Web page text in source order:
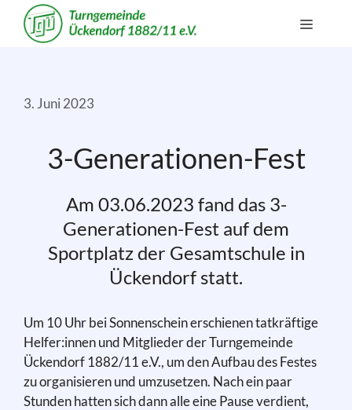
Inhalt
springen
Menü
3. Juni 2023
3-Generationen-Fest
Am 03.06.2023 fand das 3-
Generationen-Fest auf dem
Sportplatz der Gesamtschule in
Ückendorf statt.
Um 10 Uhr bei Sonnenschein erschienen tatkräftige
Helfer:innen und Mitglieder der Turngemeinde
Ückendorf 1882/11 e.V., um den Aufbau des Festes
zu organisieren und umzusetzen. Nach ein paar
Stunden hatten sich dann alle eine Pause verdient,